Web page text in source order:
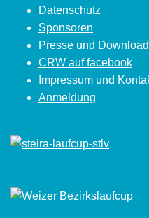
Datenschutz
Sponsoren
Presse und
CRW auf facebook
Impressum und
Anmeldung